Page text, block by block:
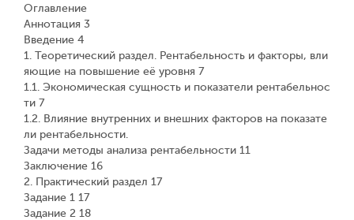
Оглавление
Аннотация 3
Введение 4
1. Теоретический раздел. Рентабельность и факторы, вли
яющие на повышение её уровня 7
1.1. Экономическая сущность и показатели рентабельнос
ти 7
1.2. Влияние внутренних и внешних факторов на показате
ли рентабельности.
Задачи методы анализа рентабельности 11
Заключение 16
2. Практический раздел 17
Задание 1 17
Задание 2 18